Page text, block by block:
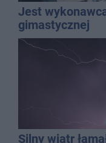
Jest
gimastycznej
Silny wiatr